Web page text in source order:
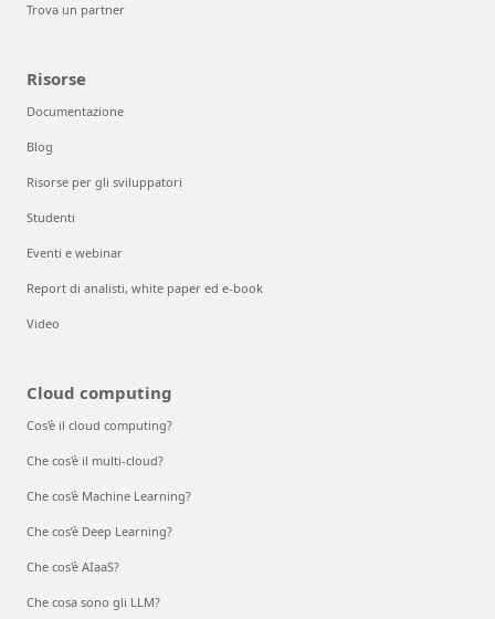
Trova un partner
Risorse
Documentazione
Blog
Risorse per gli sviluppatori
Studenti
Eventi e webinar
Report di analisti, white paper ed e-book
Video
Cloud computing
Cos'è il cloud computing?
Che cos'è il multi-cloud?
Che cos'è Machine Learning?
Che cos’è Deep Learning?
Che cos'è AIaaS?
Che cosa sono gli LLM?